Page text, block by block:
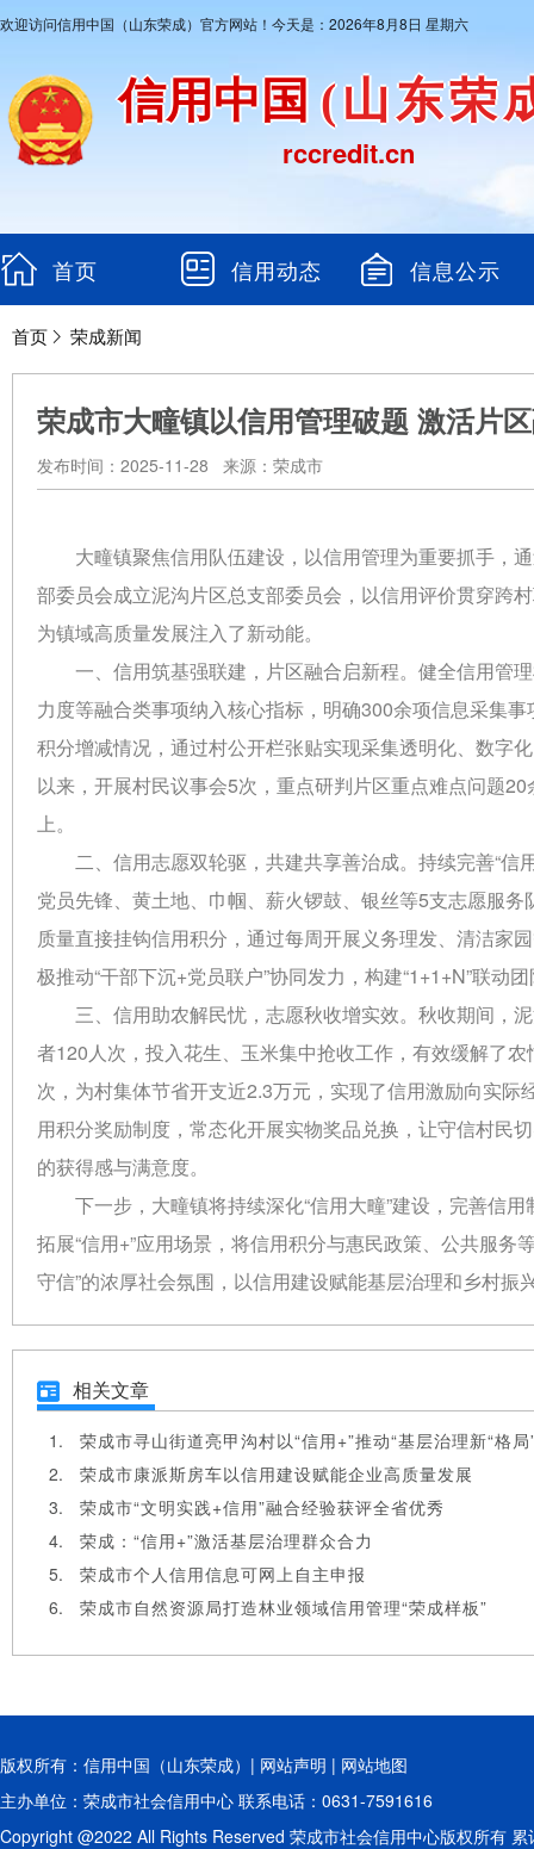
欢迎访问信用中国（山东荣成）官方网站！今天是：2026年8月8日 星期六
信用中国 (山东荣
rccredit.cn
首页 信用动态 信息公示
首页 荣成新闻
荣成市大疃镇以信用管理破题 激活片
发布时间：2025-11-28 来源：荣成市
大疃镇聚焦信用队伍建设，以信用管理为重要抓手，
部委员会成立泥沟片区总支部委员会，以信用评价贯穿跨
为镇域高质量发展注入了新动能。
一、信用筑基强联建，片区融合启新程。健全信用管
力度等融合类事项纳入核心指标，明确300余项信息采集
积分增减情况，通过村公开栏张贴实现采集透明化、数字
以来，开展村民议事会5次，重点研判片区重点难点问题
上。
二、信用志愿双轮驱，共建共享善治成。持续完善“
党员先锋、黄土地、巾帼、薪火锣鼓、银丝等5支志愿服
质量直接挂钩信用积分，通过每周开展义务理发、清洁家
极推动“干部下沉+党员联户”协同发力，构建“1+1+N”联
三、信用助农解民忧，志愿秋收增实效。秋收期间，
者120人次，投入花生、玉米集中抢收工作，有效缓解了
次，为村集体节省开支近2.3万元，实现了信用激励向实
用积分奖励制度，常态化开展实物奖品兑换，让守信村民
的获得感与满意度。
下一步，大疃镇将持续深化“信用大疃”建设，完善信
拓展“信用+”应用场景，将信用积分与惠民政策、公共服
守信”的浓厚社会氛围，以信用建设赋能基层治理和乡村振
相关文章
荣成市寻山街道亮甲沟村以“信用+”推动“基层治理新“格局
荣成市康派斯房车以信用建设赋能企业高质量发展
荣成市“文明实践+信用”融合经验获评全省优秀
荣成：“信用+”激活基层治理群众合力
荣成市个人信用信息可网上自主申报
荣成市自然资源局打造林业领域信用管理“荣成样板”
版权所有：信用中国（山东荣成）| 网站声明 | 网站地图
主办单位：荣成市社会信用中心 联系电话：0631-7591616
Copyright @2022 All Rights Reserved 荣成市社会信用中心版权所有